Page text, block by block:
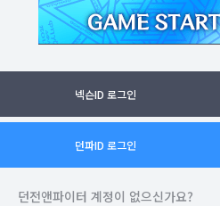
넥슨ID 로그인
던파ID 로그인
던전앤파이터 계정이 없으신가요?